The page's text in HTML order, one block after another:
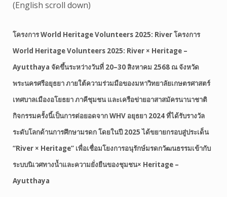
(English scroll down)
โครงการ World Heritage Volunteers 2025: River โครงการ
World Heritage Volunteers 2025: River × Heritage –
Ayutthaya จัดขึ้นระหว่างวันที่ 20–30 สิงหาคม 2568 ณ จังหวัด
พระนครศรีอยุธยา ภายใต้ความร่วมมือของมหาวิทยาลัยเกษตรศาสตร์
เทศบาลเมืองอโยธยา ภาคีชุมชน และเครือข่ายอาสาสมัครนานาชาติ
กิจกรรมครั้งนี้เป็นการต่อยอดจาก WHV อยุธยา 2024 ที่ได้รับรางวัล
ระดับโลกด้านการศึกษามรดก โดยในปี 2025 ได้ขยายกรอบสู่ประเด็น
“River × Heritage” เพื่อเชื่อมโยงการอนุรักษ์มรดกวัฒนธรรมเข้ากับ
ระบบนิเวศทางน้ำและความยั่งยืนของชุมชน× Heritage –
Ayutthaya